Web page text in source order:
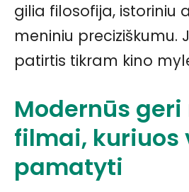
gilia filosofija, istoriniu
meniniu preciziškumu.
patirtis tikram kino
Modernūs
filmai, kuriuos
pamatyti